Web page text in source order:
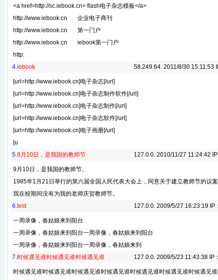
<a href=http://sc.iebook.cn> flash电子杂志模板</a>
http://www.iebook.cn 企业电子商刊
http://www.iebook.cn 第一门户
http://www.iebook.cn iebook第一门户
http:
4.iebook 58.249.64. 2011/8/30 15:11:53
[url=http://www.iebook.cn]电子杂志[/url]
[url=http://www.iebook.cn]电子杂志制作软件[/url]
[url=http://www.iebook.cn]电子杂志制作[/url]
[url=http://www.iebook.cn]电子杂志软件[/url]
[url=http://www.iebook.cn]电子画册[/url]
[u
5.9月10日，是我国的教师节 127.0.0. 2010/11/27 11:24:42
9月10日，是我国的教师节。
1985年1月21日举行的第六届全国人民代表大会上，同意关于建立教师节的议
我在校期间没有为我的老师庆贺教师节。
6.test 127.0.0. 2009/5/27 16:23:19 IP
一周录像，春姑娘来到阳台
一周录像，春姑娘来到阳台一周录像，春姑娘来到阳台
一周录像，春姑娘来到阳台一周录像，春姑娘来到
7.时候遇见谁时候遇见谁时候遇见谁 127.0.0. 2009/5/23 11:43:38 IP
时候遇见谁时候遇见谁时候遇见谁时候遇见谁时候遇见谁时候遇见谁时候遇见